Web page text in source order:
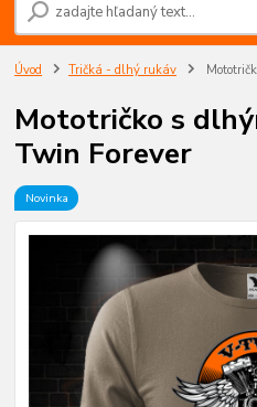
Úvod Tričká - dlhý rukáv
Mototričko s
Twin Forever
Novinka